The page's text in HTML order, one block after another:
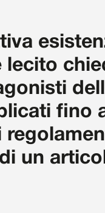
lecito
fino
un